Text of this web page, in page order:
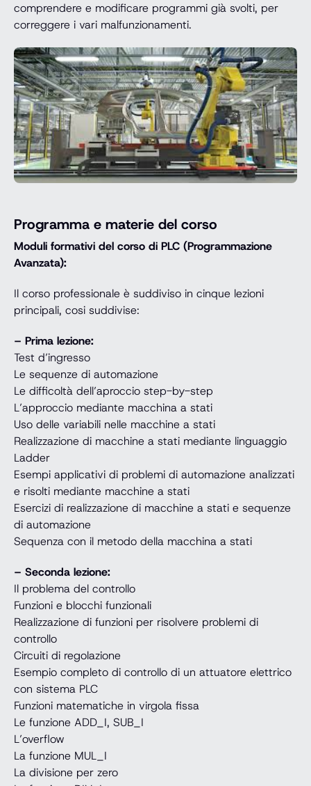
comprendere e modificare programmi già svolti, per
correggere i vari malfunzionamenti.
Programma e materie del corso
Moduli formativi del corso di PLC (Programmazione
Avanzata):
Il corso professionale è suddiviso in cinque lezioni
principali, cosi suddivise:
– Prima lezione:
Test d’ingresso
Le sequenze di automazione
Le difficoltà dell’aproccio step-by-step
L’approccio mediante macchina a stati
Uso delle variabili nelle macchine a stati
Realizzazione di macchine a stati mediante linguaggio
Ladder
Esempi applicativi di problemi di automazione analizzati
e risolti mediante macchine a stati
Esercizi di realizzazione di macchine a stati e sequenze
di automazione
Sequenza con il metodo della macchina a stati
– Seconda lezione:
Il problema del controllo
Funzioni e blocchi funzionali
Realizzazione di funzioni per risolvere problemi di
controllo
Circuiti di regolazione
Esempio completo di controllo di un attuatore elettrico
con sistema PLC
Funzioni matematiche in virgola fissa
Le funzione ADD_I, SUB_I
L’overflow
La funzione MUL_I
La divisione per zero